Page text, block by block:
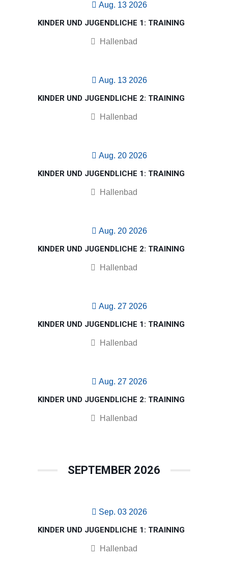
Aug. 13 2026
KINDER UND JUGENDLICHE 1: TRAINING
Hallenbad
Aug. 13 2026
KINDER UND JUGENDLICHE 2: TRAINING
Hallenbad
Aug. 20 2026
KINDER UND JUGENDLICHE 1: TRAINING
Hallenbad
Aug. 20 2026
KINDER UND JUGENDLICHE 2: TRAINING
Hallenbad
Aug. 27 2026
KINDER UND JUGENDLICHE 1: TRAINING
Hallenbad
Aug. 27 2026
KINDER UND JUGENDLICHE 2: TRAINING
Hallenbad
SEPTEMBER 2026
Sep. 03 2026
KINDER UND JUGENDLICHE 1: TRAINING
Hallenbad